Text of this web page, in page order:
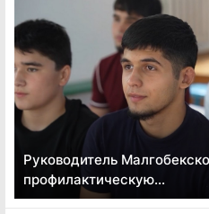
Руководитель
профилактическую...